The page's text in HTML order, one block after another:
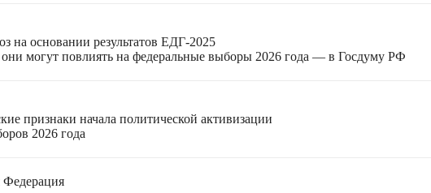
на основании результатов ЕДГ-2025
могут повлиять на федеральные выборы 2026 года — в Госдуму РФ
признаки начала политической активизации
2026 года
Федерация